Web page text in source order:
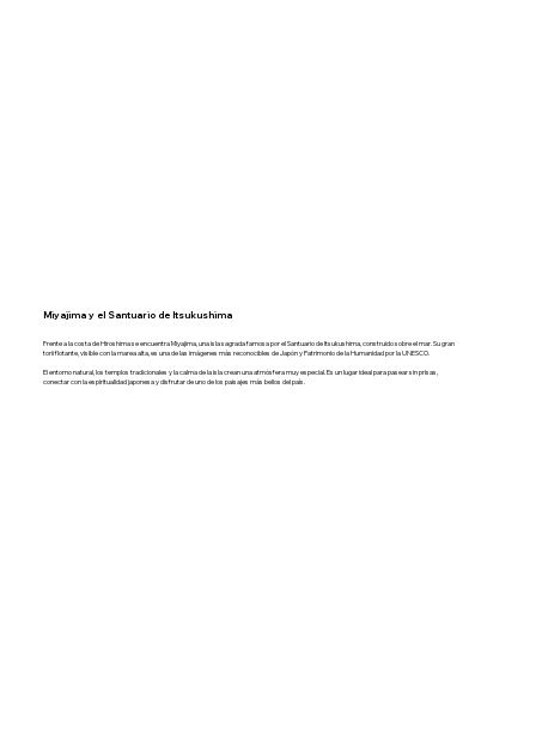
Miyajima y el Santuario de Itsukushima
Frente a la costa de Hiroshima se encuentra Miyajima, una isla sagrada famosa por el Santuario de Itsukushima, construido sobre el mar. Su gran
torii flotante, visible con la marea alta, es una de las imágenes más reconocibles de Japón y Patrimonio de la Humanidad por la UNESCO.
El entorno natural, los templos tradicionales y la calma de la isla crean una atmósfera muy especial. Es un lugar ideal para pasear sin prisas,
conectar con la espiritualidad japonesa y disfrutar de uno de los paisajes más bellos del país.